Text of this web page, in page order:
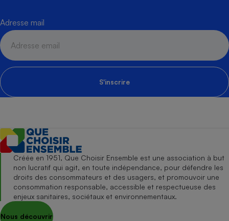
Adresse mail
S'inscrire
Créée en 1951, Que Choisir Ensemble est une association à but
non lucratif qui agit, en toute indépendance, pour défendre les
droits des consommateurs et des usagers, et promouvoir une
consommation responsable, accessible et respectueuse des
enjeux sanitaires, sociétaux et environnementaux.
Nous découvrir